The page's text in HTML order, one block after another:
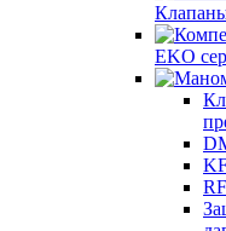
EKO